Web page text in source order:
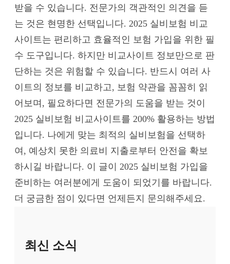
받을 수 있습니다. 전문가의 객관적인 의견을 듣
는 것은 현명한 선택입니다. 2025 실비보험 비교
사이트는 편리하고 효율적인 보험 가입을 위한 필
수 도구입니다. 하지만 비교사이트 정보만으로 판
단하는 것은 위험할 수 있습니다. 반드시 여러 사
이트의 정보를 비교하고, 보험 약관을 꼼꼼히 읽
어보며, 필요하다면 전문가의 도움을 받는 것이
2025 실비보험 비교사이트를 200% 활용하는 방법
입니다. 나에게 맞는 최적의 실비보험을 선택하
여, 예상치 못한 의료비 지출로부터 안전을 확보
하시길 바랍니다. 이 글이 2025 실비보험 가입을
준비하는 여러분에게 도움이 되었기를 바랍니다.
더 궁금한 점이 있다면 언제든지 문의해주세요.
최신 소식